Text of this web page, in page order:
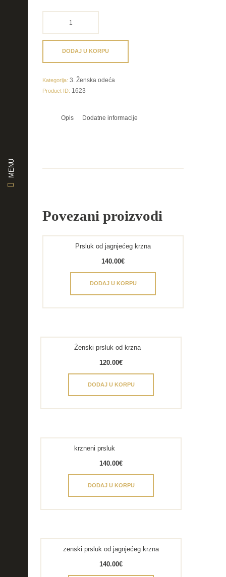
MENU
količinaDODAJ U KORPU
Kategorija: 3. Ženska odeća
Product ID: 1623
Opis Dodatne informacije
Povezani proizvodi
Prsluk od jagnjećeg krzna
140.00€
DODAJ U KORPU
Ženski prsluk od krzna
120.00€
DODAJ U KORPU
krzneni prsluk
140.00€
DODAJ U KORPU
zenski prsluk od jagnjećeg krzna
140.00€